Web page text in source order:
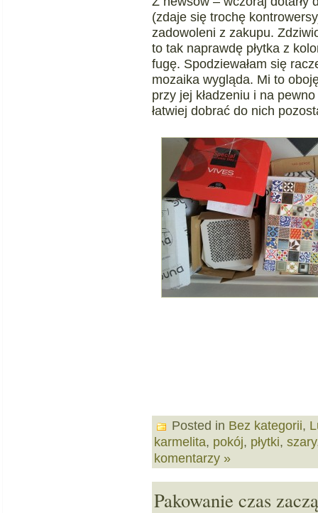
(zdaje się trochę
zadowoleni z zakupu.
to tak naprawdę płytka z
fugę. Spodziewałam się
mozaika wygląda. Mi to
przy jej kładzeniu i na
łatwiej dobrać do nich
Posted in Bez kategorii,
karmelita, pokój, płytki, szary
komentarzy »
Pakowanie czas